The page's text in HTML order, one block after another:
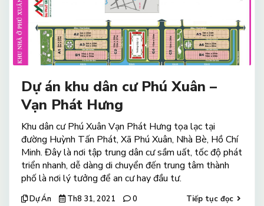
Dự án khu dân cư Phú Xuân –
Vạn Phát Hưng
Khu dân cư Phú Xuân Vạn Phát Hưng tọa lạc tại
đường Huỳnh Tấn Phát, Xã Phú Xuân, Nhà Bè, Hồ Chí
Minh. Đây là nơi tập trung dân cư sầm uất, tốc độ phát
triển nhanh, dễ dàng di chuyển đến trung tâm thành
phố là nơi lý tưởng để an cư hay đầu tư.
Dự Án Th8 31, 2021 0 Tiếp tục đọc